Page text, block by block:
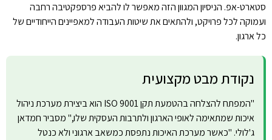
סטארט-אפ. הניסיון המגוון הזה מאפשר לו להביא פרספקטיבה רחבה
ועמוקה לכל פרויקט, ולהתאים את שיטות העבודה למאפיינים הייחודיים של
כל ארגון.
נקודת מבט מקצועית
"המפתח להצלחה בהטמעת תקן ISO 9001 הוא ביצירת מערכת ניהול
איכות שמתאימה לאופי הארגון ולתרבות העסקית שלו," מסביר חמדאן
ג'לולי. "כאשר מערכת האיכות נתפסת כמשאב ארגוני ולא כנטל